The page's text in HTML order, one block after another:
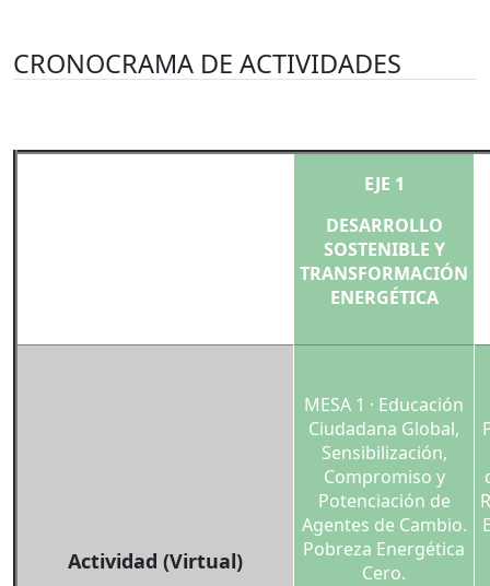
CRONOCRAMA DE ACTIVIDADES
EJE 1
DESARROLLO
SOSTENIBLE Y
TRANSFORMACIÓN
ENERGÉTICA
Actividad (Virtual)
MESA 1 · Educación
Ciudadana Global,
Sensibilización,
Compromiso y
Potenciación de
Agentes de Cambio.
Pobreza Energética
Cero.